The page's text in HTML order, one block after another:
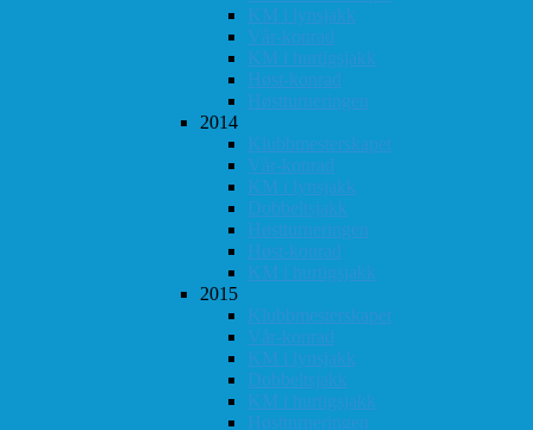
KM i lynsjakk
Vår-konrad
KM i hurtigsjakk
Høst-konrad
Høstturneringen
2014
Klubbmesterskapet
Vår-konrad
KM i lynsjakk
Dobbeltsjakk
Høstturneringen
Høst-konrad
KM i hurtigsjakk
2015
Klubbmesterskapet
Vår-konrad
KM i lynsjakk
Dobbeltsjakk
KM i hurtigsjakk
Høstturneringen